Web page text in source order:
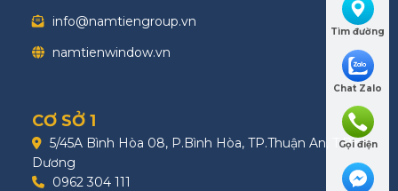
info@namtiengroup.vn
namtienwindow.vn
CƠ SỞ 1
5/45A Bình Hòa 08, P.Bình Hòa, TP.Thuận An, T.Bình
Dương
0962 304 111
Tìm đường
Chat Zalo
Gọi điện